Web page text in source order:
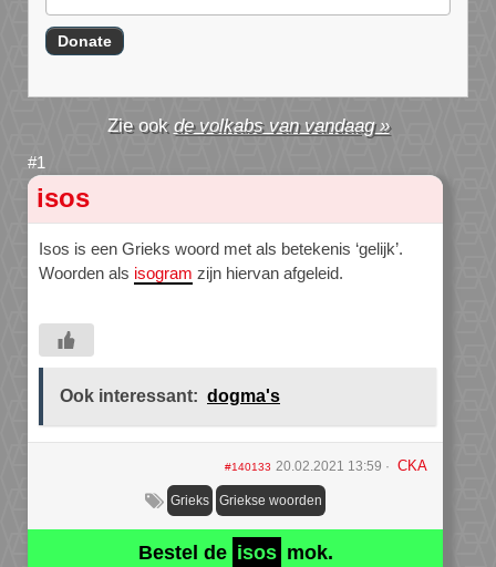
de volkabs van vandaag »
isos
Isos is een Grieks woord met als betekenis ‘gelijk’.
Woorden als isogram zijn hiervan afgeleid.
Ook interessant: dogma's
#140133 20.02.2021 13:59 CKA
Grieks Griekse woorden
Bestel de isos mok.